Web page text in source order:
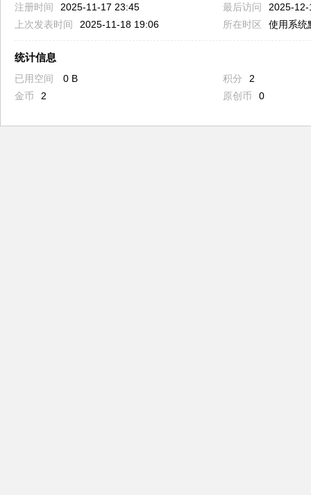
注册时间
2025-11-17 23:45 最后访问
2025-
上次发表时间
2025-11-18 19:06 所在时区 使用系统
统计信息
已用空间 0 B 积分
2
金币
2 原创币 0